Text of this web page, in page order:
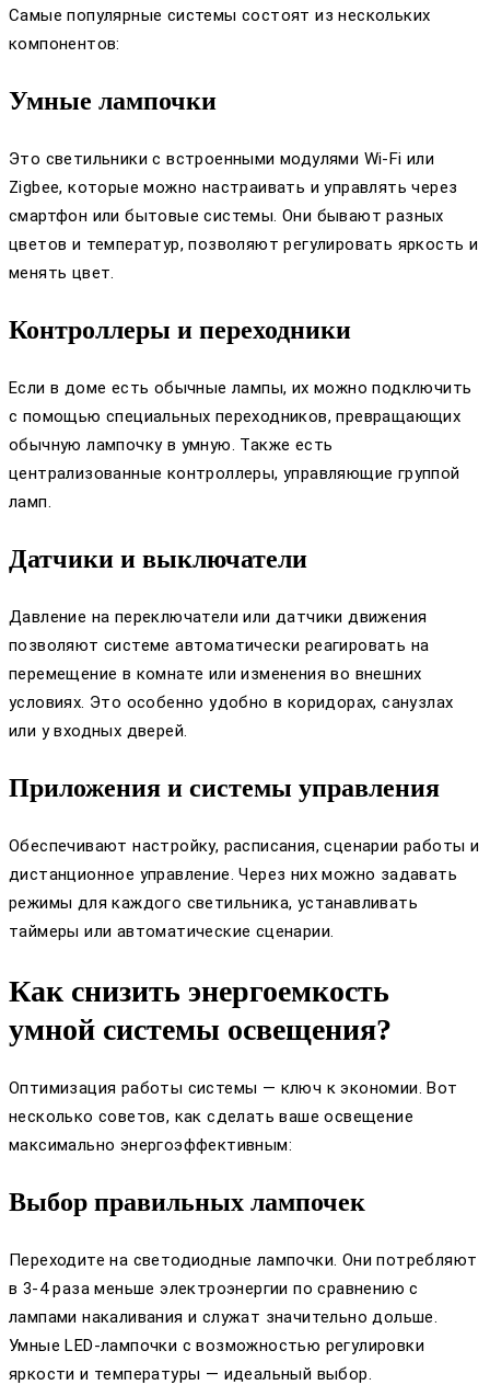
Самые популярные системы состоят из нескольких
компонентов:
Умные лампочки
Это светильники с встроенными модулями Wi-Fi или
Zigbee, которые можно настраивать и управлять через
смартфон или бытовые системы. Они бывают разных
цветов и температур, позволяют регулировать яркость и
менять цвет.
Контроллеры и переходники
Если в доме есть обычные лампы, их можно подключить
с помощью специальных переходников, превращающих
обычную лампочку в умную. Также есть
централизованные контроллеры, управляющие группой
ламп.
Датчики и выключатели
Давление на переключатели или датчики движения
позволяют системе автоматически реагировать на
перемещение в комнате или изменения во внешних
условиях. Это особенно удобно в коридорах, санузлах
или у входных дверей.
Приложения и системы управления
Обеспечивают настройку, расписания, сценарии работы и
дистанционное управление. Через них можно задавать
режимы для каждого светильника, устанавливать
таймеры или автоматические сценарии.
Как снизить энергоемкость
умной системы освещения?
Оптимизация работы системы — ключ к экономии. Вот
несколько советов, как сделать ваше освещение
максимально энергоэффективным:
Выбор правильных лампочек
Переходите на светодиодные лампочки. Они потребляют
в 3-4 раза меньше электроэнергии по сравнению с
лампами накаливания и служат значительно дольше.
Умные LED-лампочки с возможностью регулировки
яркости и температуры — идеальный выбор.